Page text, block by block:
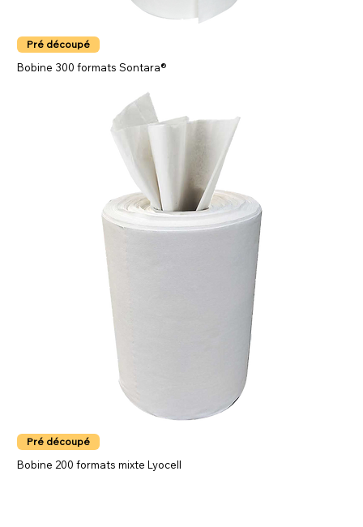
Pré découpé
Bobine 300 formats Sontara®
Pré découpé
Bobine 200 formats mixte Lyocell